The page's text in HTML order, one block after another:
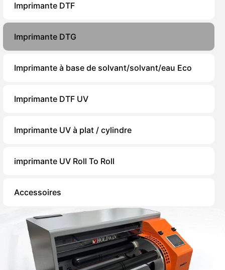
Imprimante DTF
Imprimante DTG
Imprimante à base de solvant/solvant/eau Eco
Imprimante DTF UV
Imprimante UV à plat / cylindre
imprimante UV Roll To Roll
Accessoires